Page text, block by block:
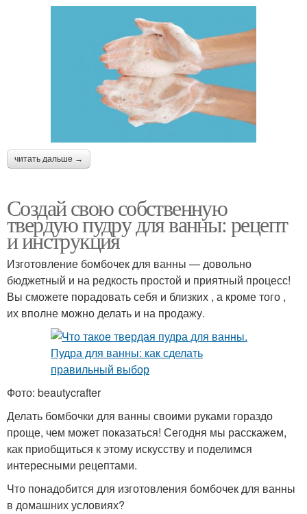
читать дальше →
Создай свою собственную
твердую пудру для ванны: рецепт
и инструкция
Изготовление бомбочек для ванны — довольно
бюджетный и на редкость простой и приятный процесс!
Вы сможете порадовать себя и близких , а кроме того ,
их вполне можно делать и на продажу.
Фото: beautycrafter
Делать бомбочки для ванны своими руками гораздо
проще, чем может показаться! Сегодня мы расскажем,
как приобщиться к этому искусству и поделимся
интересными рецептами.
Что понадобится для изготовления бомбочек для ванны
в домашних условиях?